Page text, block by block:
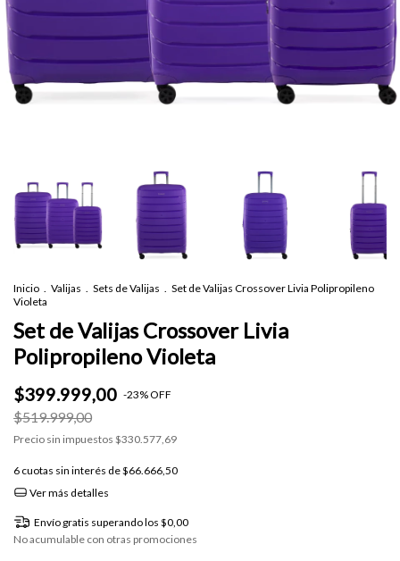
Inicio Valijas Sets de Valijas
Set de Valijas Crossover Livia Polipropileno
Violeta
Set de Valijas Crossover Livia
Polipropileno Violeta
$399.999,00 -23%OFF
$519.999,00
Precio sin impuestos $330.577,69
6 cuotas sin interés de$66.666,50
Ver más detalles
Envío gratis superando los $0,00
No acumulable con otras promociones